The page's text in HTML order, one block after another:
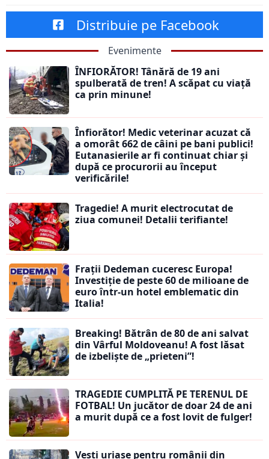
Distribuie pe Facebook
Evenimente
ÎNFIORĂTOR! Tânără de 19 ani
spulberată de tren! A scăpat cu viață
ca prin minune!
Înfiorător! Medic veterinar acuzat că
a omorât 662 de câini pe bani publici!
Eutanasierile ar fi continuat chiar și
după ce procurorii au început
verificările!
Tragedie! A murit electrocutat de
ziua comunei! Detalii terifiante!
Frații Dedeman cuceresc Europa!
Investiție de peste 60 de milioane de
euro într-un hotel emblematic din
Italia!
Breaking! Bătrân de 80 de ani salvat
din Vârful Moldoveanu! A fost lăsat
de izbeliște de „prieteni”!
TRAGEDIE CUMPLITĂ PE TERENUL DE
FOTBAL! Un jucător de doar 24 de ani
a murit după ce a fost lovit de fulger!
Vești uriașe pentru românii din